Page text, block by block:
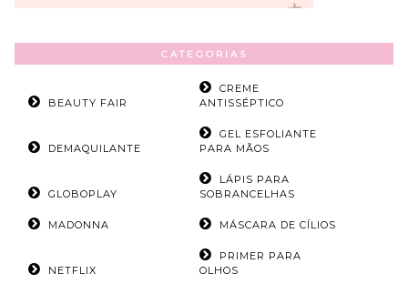
CATEGORIAS
BEAUTY FAIR
CREME
ANTISSÉPTICO
DEMAQUILANTE
GEL ESFOLIANTE
PARA MÃOS
GLOBOPLAY
LÁPIS PARA
SOBRANCELHAS
MADONNA MÁSCARA DE CÍLIOS
NETFLIX
PRIMER PARA
OLHOS